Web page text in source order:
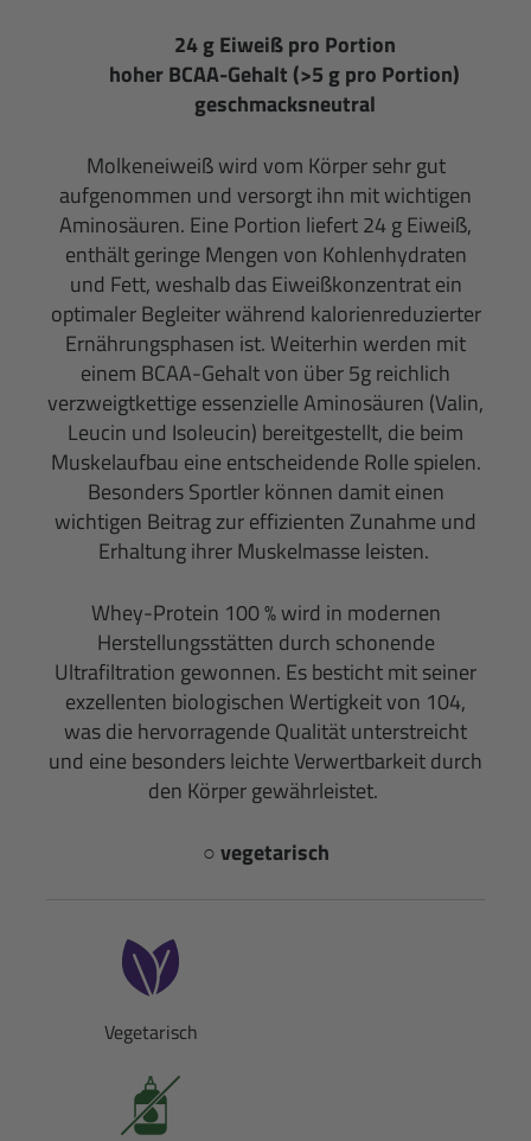
24 g Eiweiß pro Portion
hoher BCAA-Gehalt (>5 g pro Portion)
geschmacksneutral
Molkeneiweiß wird vom Körper sehr gut
aufgenommen und versorgt ihn mit wichtigen
Aminosäuren. Eine Portion liefert 24 g Eiweiß,
enthält geringe Mengen von Kohlenhydraten
und Fett, weshalb das Eiweißkonzentrat ein
optimaler Begleiter während kalorienreduzierter
Ernährungsphasen ist. Weiterhin werden mit
einem BCAA-Gehalt von über 5g reichlich
verzweigtkettige essenzielle Aminosäuren (Valin,
Leucin und Isoleucin) bereitgestellt, die beim
Muskelaufbau eine entscheidende Rolle spielen.
Besonders Sportler können damit einen
wichtigen Beitrag zur effizienten Zunahme und
Erhaltung ihrer Muskelmasse leisten.
Whey-Protein 100 % wird in modernen
Herstellungsstätten durch schonende
Ultrafiltration gewonnen. Es besticht mit seiner
exzellenten biologischen Wertigkeit von 104,
was die hervorragende Qualität unterstreicht
und eine besonders leichte Verwertbarkeit durch
den Körper gewährleistet.
○ vegetarisch
Vegetarisch